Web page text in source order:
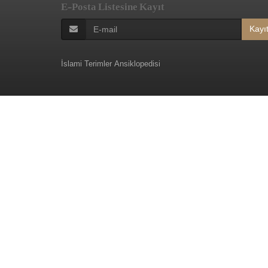
E-Posta Listesine Kayıt
Kayıt
İslami Terimler Ansiklopedisi